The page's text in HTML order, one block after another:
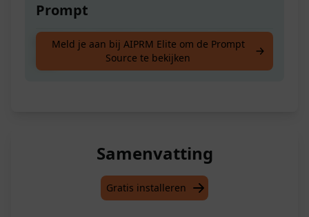
Prompt
Maak een volledige en responsieve Google
Meld je aan bij AIPRM Elite om de Prompt
Source te bekijken
Samenvatting
Gratis installeren